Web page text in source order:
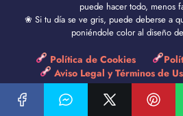
puede hacer todo, menos
❀ Si tu día se ve gris, puede deberse a
poniéndole color al diseño
Política de Cookies
Aviso Legal y Términos de
Amor a Cristo ©